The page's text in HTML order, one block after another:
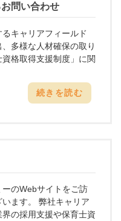
問い合わせ
キャリアフィールド
多様な人材確保の取り
格取得支援制度」に関
続きを読む
のWebサイトをご訪
ます。 弊社キャリア
の採用支援や保育士資